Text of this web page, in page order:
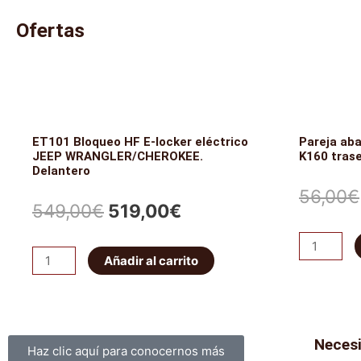
cantidad
Ofertas
ET101 Bloqueo HF E-locker eléctrico
JEEP WRANGLER/CHEROKEE.
Delantero
549,00€ El
precio
original
549,00€.
519,00€
precio
actual
519,00€.
ET101
Bloqueo
locker
Añadir al carrito
Pareja
K160
56,00€
Pareja
abarcones
traseros
Sobre nosotros
Haz clic aquí para conocernos más